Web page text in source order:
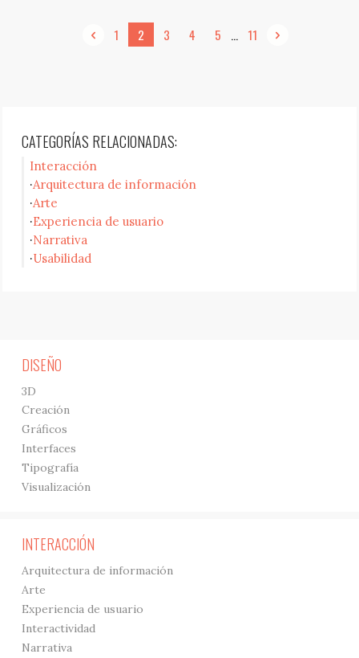
1 2 3 4 5 ... 11
CATEGORÍAS RELACIONADAS:
Interacción
Arquitectura de información
Arte
Experiencia de usuario
Narrativa
Usabilidad
DISEÑO
3D
Creación
Gráficos
Interfaces
Tipografía
Visualización
INTERACCIÓN
Arquitectura de información
Arte
Experiencia de usuario
Interactividad
Narrativa